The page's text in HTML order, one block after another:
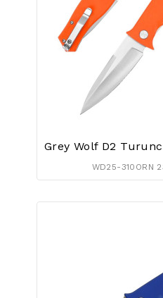
WD25-310ORN